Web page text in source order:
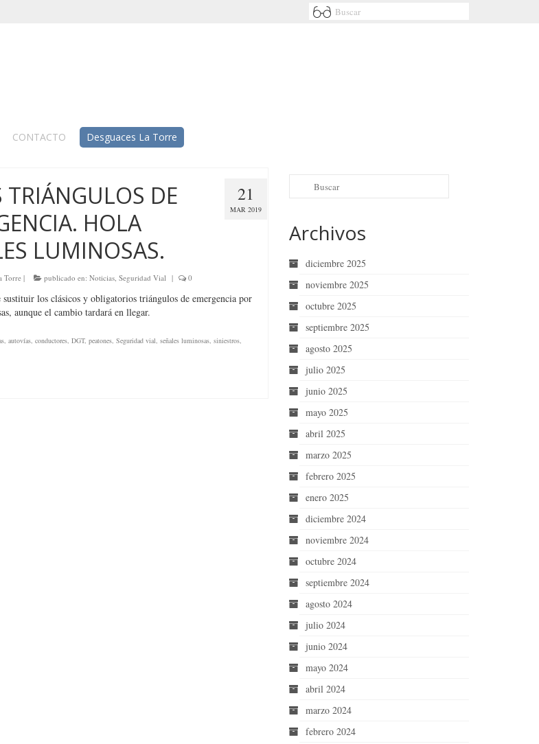
CONTACTO Desguaces La Torre
21
MAR 2019
TRIÁNGULOS DE
HOLA
LUMINOSAS.
Torre| publicado en: Noticias, Seguridad Vial | 0
los clásicos y obligatorios triángulos de emergencia por
aunque el cambio tardará en llegar.
, autovías, conductores, DGT, peatones, Seguridad vial, señales luminosas, siniestros,
Archivos
diciembre 2025
noviembre 2025
octubre 2025
septiembre 2025
agosto 2025
julio 2025
junio 2025
mayo 2025
abril 2025
marzo 2025
febrero 2025
enero 2025
diciembre 2024
noviembre 2024
octubre 2024
septiembre 2024
agosto 2024
julio 2024
junio 2024
mayo 2024
abril 2024
marzo 2024
febrero 2024